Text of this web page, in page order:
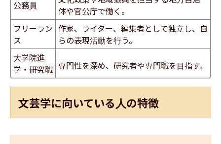
公務員
体や官公庁で働く。
フリーラン
ス
作家、ライター、編集者として独立し、自
らの表現活動を行う。
大学院進
学・研究職 専門性を深め、研究者や専門職を目指す。
文芸学に向いている人の特徴